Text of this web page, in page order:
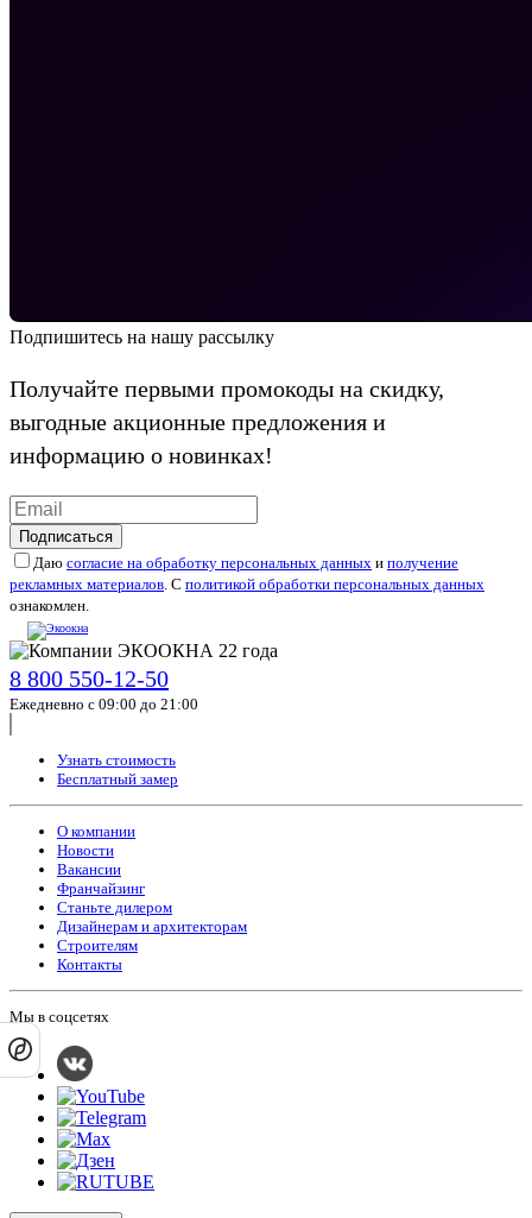
Подпишитесь на нашу рассылку
Получайте первыми промокоды на скидку,
выгодные акционные предложения и
информацию о новинках!
Подписаться
Даю согласие на обработку персональных данных и получение
рекламных материалов . С политикой обработки персональных данных
ознакомлен.
8 800 550-12-50
Ежедневно с 09:00 до 21:00
Узнать стоимость
Бесплатный замер
О компании
Новости
Вакансии
Франчайзинг
Станьте дилером
Дизайнерам и архитекторам
Строителям
Контакты
Мы в соцсетях